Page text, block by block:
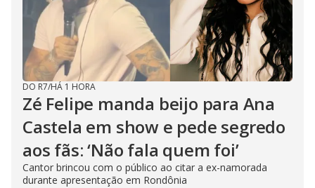
DO R7/HÁ 1 HORA
Zé Felipe manda beijo para Ana
Castela em show e pede segredo
aos fãs: ‘Não fala quem foi’
Cantor brincou com o público ao citar a ex-namorada
durante apresentação em Rondônia